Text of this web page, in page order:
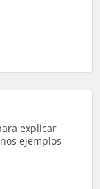
explicar
ejemplos